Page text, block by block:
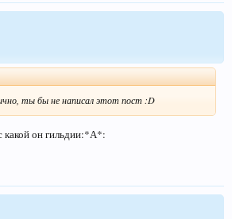
ты бы не написал этот пост :D
какой он гильдии:*А*: